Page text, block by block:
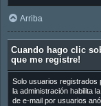
Arriba
Cuando hago clic
que me registre!
Solo usuarios registrados
la administración habilita
de e-mail por usuarios